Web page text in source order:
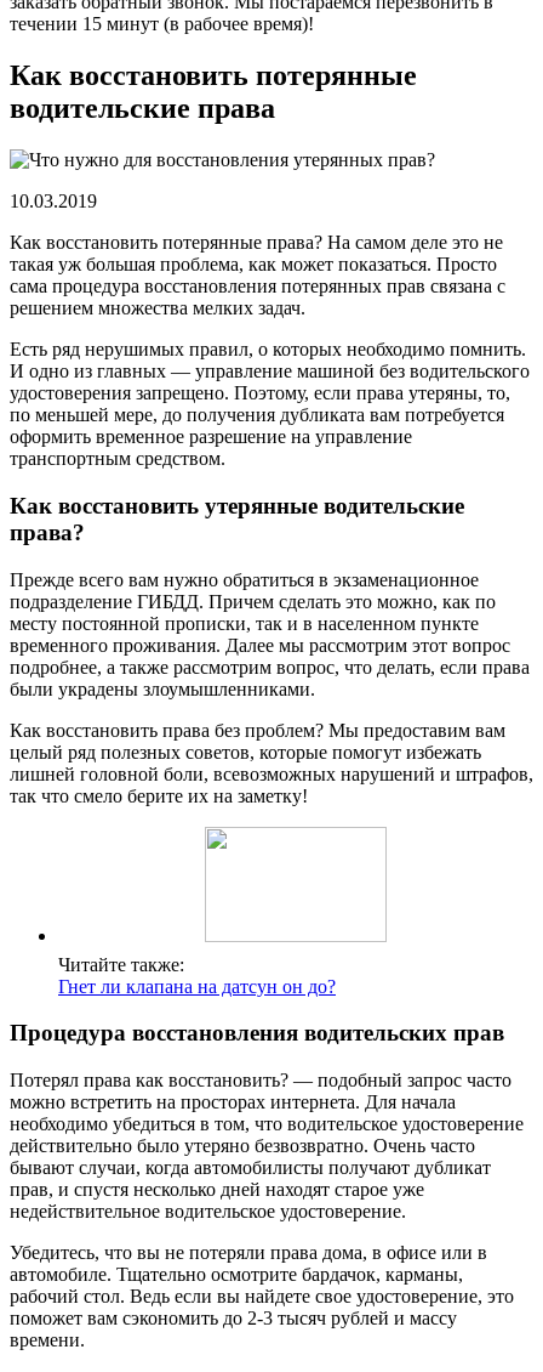
течении 15 минут (в рабочее время)!
Как восстановить потерянные
водительские права
10.03.2019
Как восстановить потерянные права? На самом деле это не
такая уж большая проблема, как может показаться. Просто
сама процедура восстановления потерянных прав связана с
решением множества мелких задач.
Есть ряд нерушимых правил, о которых необходимо помнить.
И одно из главных — управление машиной без водительского
удостоверения запрещено. Поэтому, если права утеряны, то,
по меньшей мере, до получения дубликата вам потребуется
оформить временное разрешение на управление
транспортным средством.
Как восстановить утерянные водительские
права?
Прежде всего вам нужно обратиться в экзаменационное
подразделение ГИБДД. Причем сделать это можно, как по
месту постоянной прописки, так и в населенном пункте
временного проживания. Далее мы рассмотрим этот вопрос
подробнее, а также рассмотрим вопрос, что делать, если права
были украдены злоумышленниками.
Как восстановить права без проблем? Мы предоставим вам
целый ряд полезных советов, которые помогут избежать
лишней головной боли, всевозможных нарушений и штрафов,
так что смело берите их на заметку!
Читайте также:
Гнет ли клапана на датсун он до?
Процедура восстановления водительских прав
Потерял права как восстановить? — подобный запрос часто
можно встретить на просторах интернета. Для начала
необходимо убедиться в том, что водительское удостоверение
действительно было утеряно безвозвратно. Очень часто
бывают случаи, когда автомобилисты получают дубликат
прав, и спустя несколько дней находят старое уже
недействительное водительское удостоверение.
Убедитесь, что вы не потеряли права дома, в офисе или в
автомобиле. Тщательно осмотрите бардачок, карманы,
рабочий стол. Ведь если вы найдете свое удостоверение, это
поможет вам сэкономить до 2-3 тысяч рублей и массу
времени.